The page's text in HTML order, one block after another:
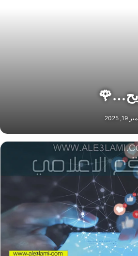
2025